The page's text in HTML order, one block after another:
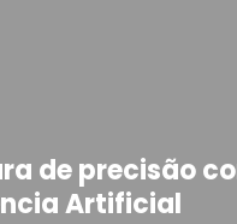
de precisão
Artificial